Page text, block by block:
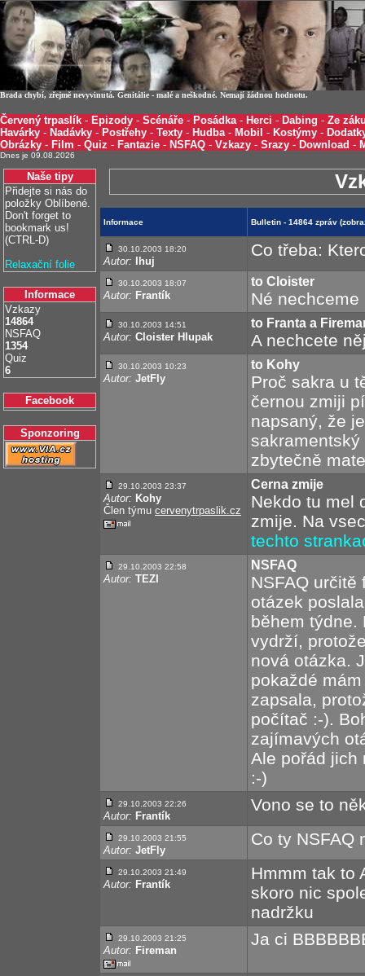
Brada chybí, zřejmě nevyvinutá. Genitálie - malé a neškodné. Nemají žádnou hodnotu.
Červený trpaslík - Epizody - Scénáře - Posádka- Herci - Dabing - Ze
Havárky - Nadávky - Postřehy - Texty - Hudba- Mobil - Kostýmy -
Obrázky - Film - Quiz - Fantazie - NSFAQ - Vzkazy - Srazy - Download -
Dnes je 09.08.2026
Naše tipy
Přidejte si nás do
položky Oblíbené.
Don't forget to
bookmark us!
(CTRL-D)
Relaxační folie
Informace
Vzkazy
14864
NSFAQ
1354
Quiz
6
Facebook
Sponzoring
Informace Bulletin - 14864 zpráv
30.10.2003 18:20
Autor: Ihuj
Co třeba:
30.10.2003 18:07
Autor: Frantík
to Cloister
Né nechceme
30.10.2003 14:51
Autor: Cloister Hlupak
to Franta a
A nechcete
30.10.2003 10:23
Autor: JetFly
to Kohy
Proč sakra u
černou zmiji
napsaný, že
sakramentský
zbytečně
29.10.2003 23:37
Autor: Kohy
Člen týmu cervenytrpaslik.cz
Cerna zmije
Nekdo tu mel
zmije. Na
techto
29.10.2003 22:58
Autor: TEZI
NSFAQ
NSFAQ určitě
otázek
během týdne.
vydrží,
nová otázka.
pokaždé
zapsala,
počítač :-).
zajímavých
Ale pořád jich
:-)
29.10.2003 22:26
Autor: Frantík
Vono se to
29.10.2003 21:55
Autor: JetFly
Co ty NSFAQ
29.10.2003 21:49
Autor: Frantík
Hmmm tak to
skoro nic
nadržku
29.10.2003 21:25
Autor: Fireman
Ja ci